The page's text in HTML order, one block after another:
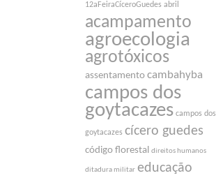
12aFeiraCíceroGuedes abril
acampamento
agroecologia
agrotóxicos
assentamento cambahyba
campos dos
goytacazes campos dos
goytacazes cícero guedes
código florestal direitos humanos
ditadura militar educação